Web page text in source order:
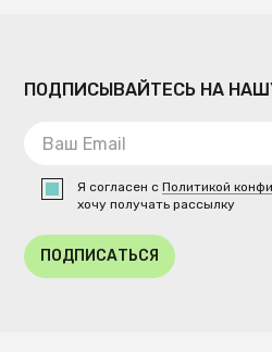
ПОДПИСЫВАЙТЕСЬ НА
Я согласен сПолитикой
хочу получать рассылку
ПОДПИСАТЬСЯ